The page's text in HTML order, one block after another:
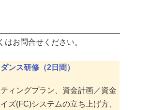
お問合せください。
ンス研修（2日間）
ィングプラン、資金計画／資金
ズ(FC)システムの立ち上げ方、